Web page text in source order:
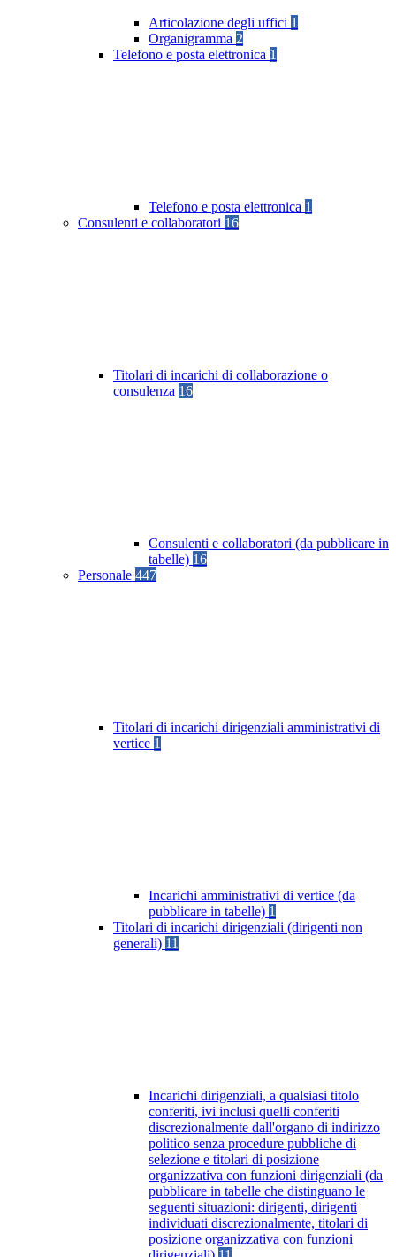
Articolazione degli uffici 1
Organigramma 2
Telefono e posta elettronica 1
Telefono e posta elettronica 1
Consulenti e collaboratori 16
Titolari di incarichi di collaborazione o
consulenza 16
Consulenti e collaboratori (da pubblicare in
tabelle) 16
Personale 447
Titolari di incarichi dirigenziali amministrativi di
vertice 1
Incarichi amministrativi di vertice (da
pubblicare in tabelle) 1
Titolari di incarichi dirigenziali (dirigenti non
generali) 11
Incarichi dirigenziali, a qualsiasi titolo
conferiti, ivi inclusi quelli conferiti
discrezionalmente dall'organo di indirizzo
politico senza procedure pubbliche di
selezione e titolari di posizione
organizzativa con funzioni dirigenziali (da
pubblicare in tabelle che distinguano le
seguenti situazioni: dirigenti, dirigenti
individuati discrezionalmente, titolari di
posizione organizzativa con funzioni